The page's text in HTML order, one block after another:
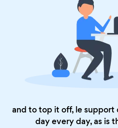
and to top it off, le
day every day, as is